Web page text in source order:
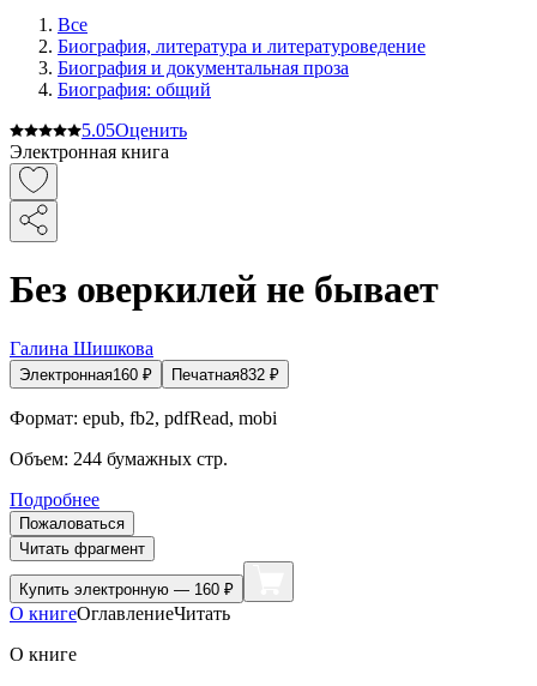
Все
Биография, литература и литературоведение
Биография и документальная проза
Биография: общий
5.05Оценить
Электронная книга
Без оверкилей не бывает
Галина Шишкова
Электронная160 ₽ Печатная832 ₽
Формат: epub, fb2, pdfRead, mobi
Объем: 244 бумажных стр.
Подробнее
Пожаловаться
Читать фрагмент
Купить электронную — 160 ₽
О книгеОглавлениеЧитать
О книге